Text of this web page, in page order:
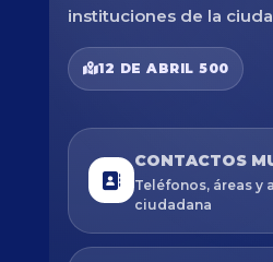
instituciones de la
12 DE ABRIL 500
CONTACTOS
Teléfonos, áreas y
ciudadana